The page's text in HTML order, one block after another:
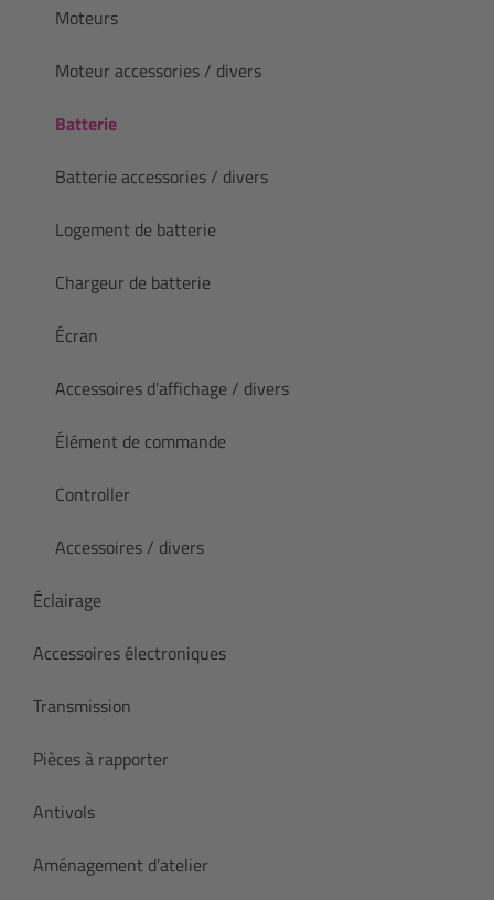
Moteurs
Moteur accessories / divers
Batterie
Batterie accessories / divers
Logement de batterie
Chargeur de batterie
Écran
Accessoires d'affichage / divers
Élément de commande
Controller
Accessoires / divers
Éclairage
Accessoires électroniques
Transmission
Pièces à rapporter
Antivols
Aménagement d’atelier